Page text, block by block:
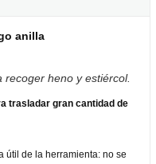
anilla
heno y estiércol.
trasladar gran cantidad de
útil de la herramienta: no se